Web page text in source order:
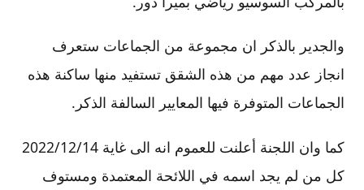
والجدير بالذكر ان مجموعة من الجماعات ستعرف
انجاز عدد مهم من هذه الشقق تستفيد منها ساكنة هذه
الجماعات المتوفرة فيها المعايير السالفة الذكر.
كما وان اللجنة أعلنت للعموم انه الى غاية 2022/12/14
كل من لم يجد اسمه في اللائحة المعتمدة ومستوف